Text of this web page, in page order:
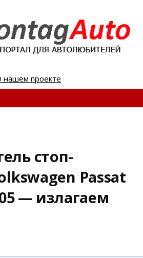
нашем проекте
:
стоп-
Passat
— излагаем